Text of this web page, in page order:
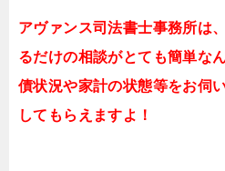
アヴァンス司法書士事務所は、
るだけの相談がとても簡単な
債状況や家計の状態等をお伺
してもらえますよ！